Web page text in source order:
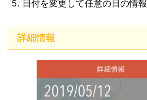
日付を変更して任意の日の情
詳細情報